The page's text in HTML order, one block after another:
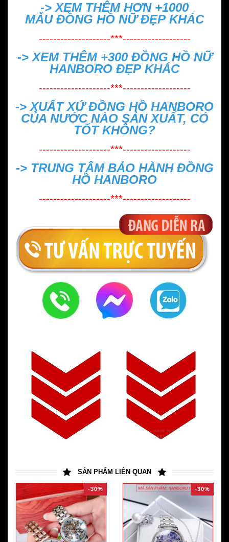
-> XEM THÊM HƠN +1000
MẪU ĐỒNG HỒ NỮ ĐẸP KHÁC
--------------------***-------------------
-> XEM THÊM +300 ĐỒNG HỒ NỮ
HANBORO ĐẸP KHÁC
--------------------***-------------------
->XUẤT XỨ ĐỒNG HỒ HANBORO
CỦA NƯỚC NÀO SẢN XUẤT, CÓ
TỐT KHÔNG?
--------------------***-------------------
-> TRUNG TÂM BẢO HÀNH ĐỒNG
HỒ HANBORO
--------------------***-------------------
SẢN PHẨM LIÊN QUAN
-30% -30%